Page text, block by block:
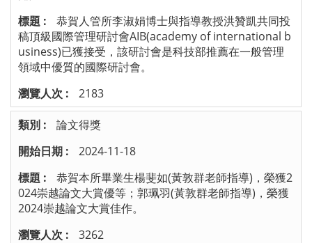
恭賀人管所李淑娟博士與指導教授洪贊凱共同投
稿頂級國際管理研討會AIB(academy of international b
usiness)已獲接受，該研討會是科技部推薦在一般管理
領域中優質的國際研討會。
2183
論文得獎
2024-11-18
恭賀本所畢業生楊斐如(黃敦群老師指導)，榮獲2
024崇越論文大賞優等；郭珮羽(黃敦群老師指導)，榮獲
2024崇越論文大賞佳作。
3262